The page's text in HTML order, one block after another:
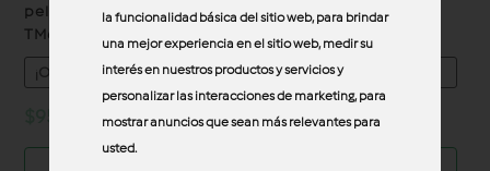
la funcionalidad básica del sitio web,para brindar
una mejor experiencia en el sitio web,medir su
interés en nuestros productos y servicios y
personalizar las interacciones de marketing,para
mostrar anuncios que sean más relevantes para
usted.
pelador Thermomix®
TM6/TM7
¡OFERTA!
Original
price
$799.00Current
¡OFERTA!
$3,500.00Original
$2,999.00
price